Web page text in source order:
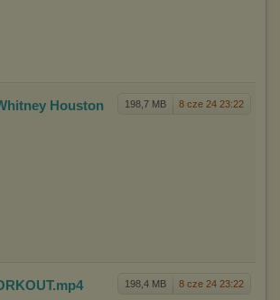
198,7 MB 8 cze 24 23:22
Houston
198,4 MB 8 cze 24 23:22
.mp4